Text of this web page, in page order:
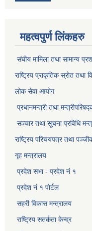
महत्वपुर्ण लिंकहरु
संघीय मामिला तथा सामान्य
राष्ट्रिय प्राकृतिक स्राेत तथा
लोक सेवा आयोग
प्रधानमन्त्री तथा
सञ्‍चार तथा सूचना प्रविधि
राष्ट्रिय परिचयपत्र तथा
गृह मन्त्रालय
प्रदेश सभा - प्रदेश नं १
प्रदेश नं १ पोर्टल
सहरी विकास मन्त्रालय
राष्ट्रिय सतर्कता केन्द्र